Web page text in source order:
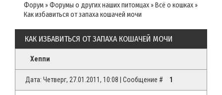
Форум »Форумы о других наших питомцах »Всё о кошках »
Как избавиться от запаха кошачей мочи
КАК ИЗБАВИТЬСЯ ОТ ЗАПАХА КОШАЧЕЙ МОЧИ
Хеппи
Дата: Четверг, 27.01.2011, 10:08 | Сообщение # 1